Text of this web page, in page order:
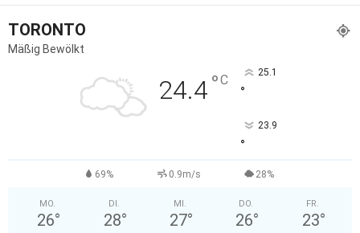
TORONTO
Mäßig Bewölkt
24.4°C 25.1
°
23.9
°
69% 0.9m/s 28%
MO.
26°
DI.
28°
MI.
27°
DO.
26°
FR.
23°